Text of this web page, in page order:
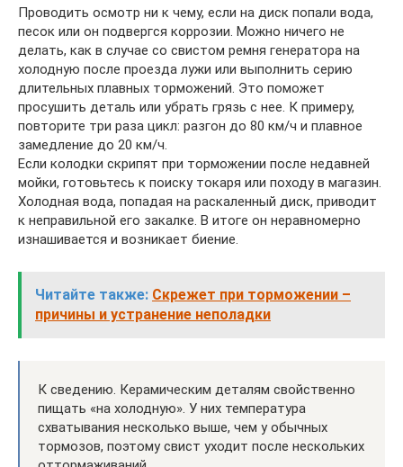
Проводить осмотр ни к чему, если на диск попали вода,
песок или он подвергся коррозии. Можно ничего не
делать, как в случае со свистом ремня генератора на
холодную после проезда лужи или выполнить серию
длительных плавных торможений. Это поможет
просушить деталь или убрать грязь с нее. К примеру,
повторите три раза цикл: разгон до 80 км/ч и плавное
замедление до 20 км/ч.
Если колодки скрипят при торможении после недавней
мойки, готовьтесь к поиску токаря или походу в магазин.
Холодная вода, попадая на раскаленный диск, приводит
к неправильной его закалке. В итоге он неравномерно
изнашивается и возникает биение.
Читайте также: Скрежет при торможении –
причины и устранение неполадки
К сведению. Керамическим деталям свойственно
пищать «на холодную». У них температура
схватывания несколько выше, чем у обычных
тормозов, поэтому свист уходит после нескольких